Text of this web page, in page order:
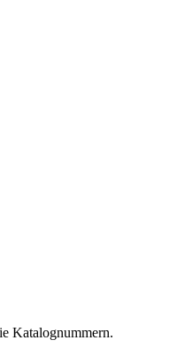
Katalognummern.